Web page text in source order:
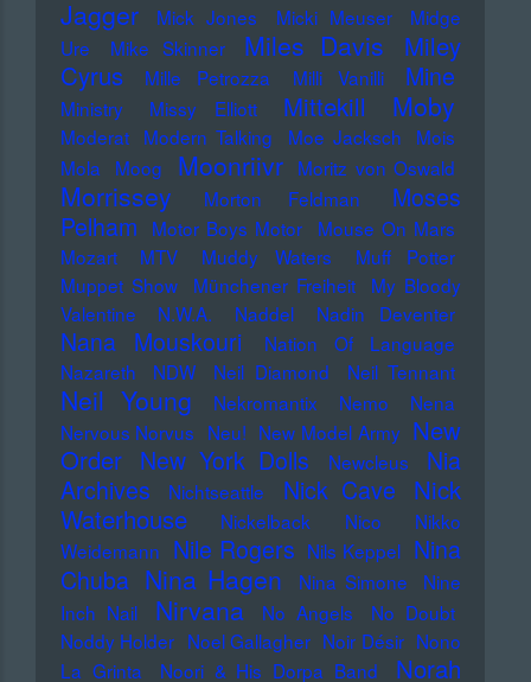
Jagger
Mick Jones Micki Meuser
Midge
Ure
Mike Skinner Miles Davis
Miley
Cyrus
Mille Petrozza Milli Vanilli Mine
Ministry Missy Elliott Mittekill Moby
Moderat Modern Talking Moe Jacksch
Mois
Mola
Moog Moonriivr Moritz von Oswald
Morrissey Morton Feldman
Moses
Pelham
Motor Boys Motor
Mouse On Mars
Mozart
MTV Muddy Waters
Muff Potter
Muppet Show
Münchener Freiheit
My Bloody
Valentine
N.W.A. Naddel Nadin Deventer
Nana Mouskouri
Nation Of Language
Nazareth
NDW Neil Diamond Neil Tennant
Neil Young Nekromantix Nemo
Nena
Nervous Norvus Neu! New Model Army New
Order New York Dolls Newcleus
Nia
Archives
Nichtseattle Nick Cave
Nick
Waterhouse
Nickelback Nico
Nikko
Weidemann Nile Rogers Nils Keppel Nina
Chuba Nina Hagen Nina Simone
Nine
Inch Nail
Nirvana No Angels
No Doubt
Noddy Holder Noel Gallagher Noir Désir Nono
La Grinta
Noori & His Dorpa Band
Norah